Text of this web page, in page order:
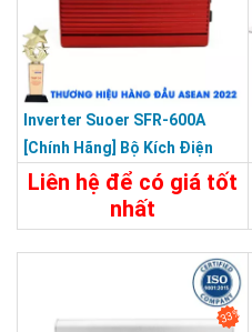
Inverter Suoer SFR-600A
[Chính Hãng] Bộ Kích Điện
Đổi Điện 600W 12V Lên 220V
Chống Ngược Cực
Liên hệ để có giá tốt
nhất
650.000đ
Đặt Mua
33%